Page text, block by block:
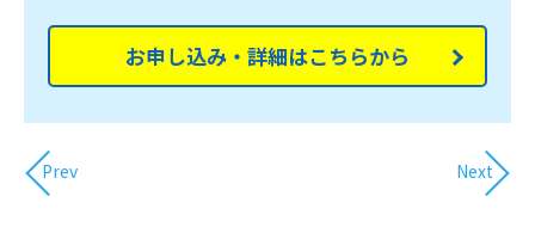
お申し込み・詳細はこちらから
Prev Next